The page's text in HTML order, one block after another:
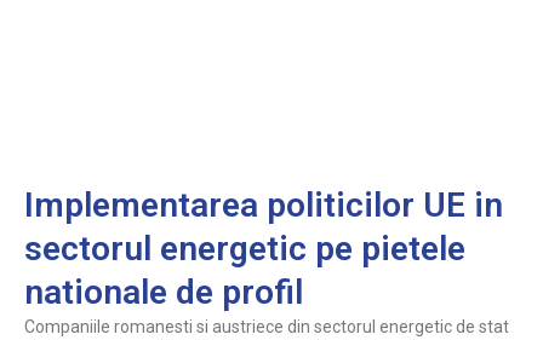
Implementarea politicilor UE in
sectorul energetic pe pietele
nationale de profil
Companiile romanesti si austriece din sectorul energetic de stat